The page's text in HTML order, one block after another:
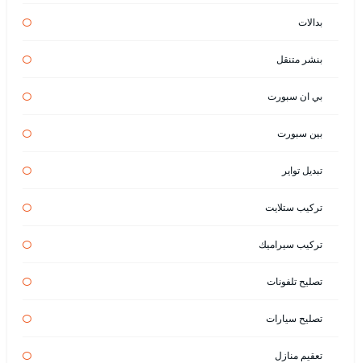
بدالات
بنشر متنقل
بي ان سبورت
بين سبورت
تبديل تواير
تركيب ستلايت
تركيب سيراميك
تصليح تلفونات
تصليح سيارات
تعقيم منازل